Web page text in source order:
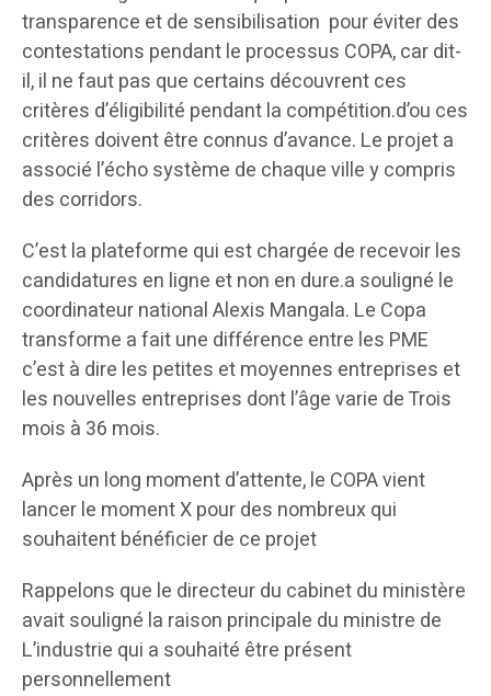
transparence et de sensibilisation pour éviter des
contestations pendant le processus COPA, car dit-
il, il ne faut pas que certains découvrent ces
critères d’éligibilité pendant la compétition.d’ou ces
critères doivent être connus d’avance. Le projet a
associé l’écho système de chaque ville y compris
des corridors.
C’est la plateforme qui est chargée de recevoir les
candidatures en ligne et non en dure.a souligné le
coordinateur national Alexis Mangala. Le Copa
transforme a fait une différence entre les PME
c’est à dire les petites et moyennes entreprises et
les nouvelles entreprises dont l’âge varie de Trois
mois à 36 mois.
Après un long moment d’attente, le COPA vient
lancer le moment X pour des nombreux qui
souhaitent bénéficier de ce projet
Rappelons que le directeur du cabinet du ministère
avait souligné la raison principale du ministre de
L’industrie qui a souhaité être présent
personnellement